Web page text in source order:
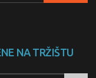
NA TRŽIŠTU